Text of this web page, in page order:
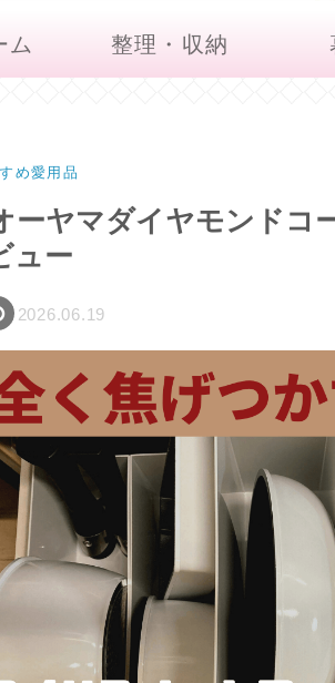
ム 整理・収納
め愛用品
ーヤマダイヤモンドコ
ュー
2026.06.19